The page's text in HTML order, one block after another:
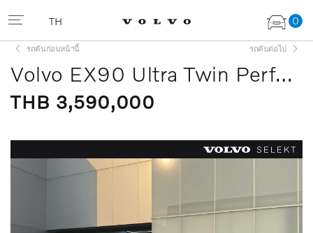
0
TH
รถคันก่อนหน้านี้ รถคันต่อไป
Volvo EX90 Ultra Twin Performance 7 seats
THB 3,590,000